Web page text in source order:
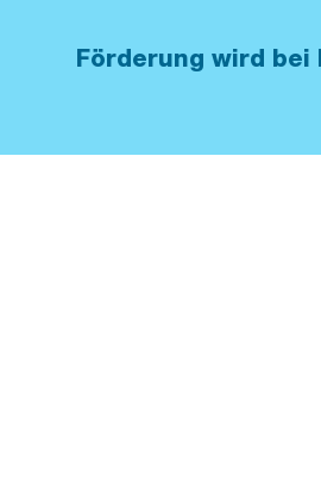
Förderung wird bei